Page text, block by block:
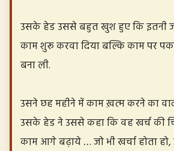
उसके हेड उससे बहुत खुश हुए कि इतनी
काम शुरू करवा दिया बल्कि काम पर
बना ली.
उसने छह महीने में काम ख़त्म करने का
उसके हेड ने उससे कहा कि वह खर्च की
काम आगे बढ़ाये … जो भी खर्चा होता